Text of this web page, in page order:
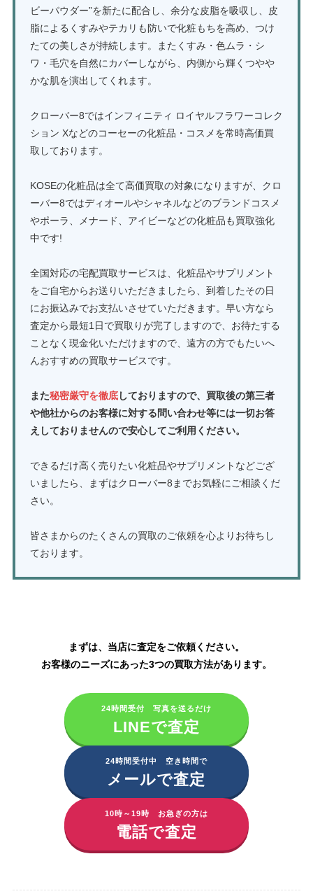
ビーパウダー”を新たに配合し、余分な皮脂を吸収し、皮
脂によるくすみやテカリも防いで化粧もちを高め、つけ
たての美しさが持続します。またくすみ・色ムラ・シ
ワ・毛穴を自然にカバーしながら、内側から輝くつやや
かな肌を演出してくれます。
クローバー8ではインフィニティ ロイヤルフラワーコレク
ション Xなどのコーセーの化粧品・コスメを常時高価買
取しております。
KOSEの化粧品は全て高価買取の対象になりますが、クロ
ーバー8ではディオールやシャネルなどのブランドコスメ
やポーラ、メナード、アイビーなどの化粧品も買取強化
中です!
全国対応の宅配買取サービスは、化粧品やサプリメント
をご自宅からお送りいただきましたら、到着したその日
にお振込みでお支払いさせていただきます。早い方なら
査定から最短1日で買取りが完了しますので、お待たする
ことなく現金化いただけますので、遠方の方でもたいへ
んおすすめの買取サービスです。
また秘密厳守を徹底しておりますので、買取後の第三者
や他社からのお客様に対する問い合わせ等には一切お答
えしておりませんので安心してご利用ください。
できるだけ高く売りたい化粧品やサプリメントなどござ
いましたら、まずはクローバー8までお気軽にご相談くだ
さい。
皆さまからのたくさんの買取のご依頼を心よりお待ちし
ております。
まずは、当店に査定をご依頼ください。
お客様のニーズにあった3つの買取方法があります。
24時間受付 写真を送るだけ
LINEで査定
24時間受付中 空き時間で
メールで査定
10時～19時 お急ぎの方は
電話で査定